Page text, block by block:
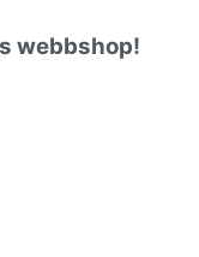
webbshop!